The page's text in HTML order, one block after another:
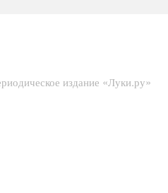
издание «Луки.ру»